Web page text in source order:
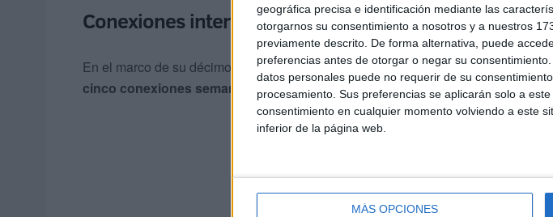
geográfica precisa e identificación mediante las
otorgarnos su consentimiento a nosotros y a nuestros
previamente descrito. De forma alternativa, puede
preferencias antes de otorgar o negar su consentimiento.
datos personales puede no requerir de su
procesamiento. Sus preferencias se aplicarán solo a
consentimiento en cualquier momento volviendo a este
inferior de la página web.
MÁS OPCIONES
Conexiones internacionales con Argelia
En el marco de su décimo aniversario operando en Argelia,Baleàriamantendrá
cinco conexiones semanalesutilizando dos buques. La programación incluye: